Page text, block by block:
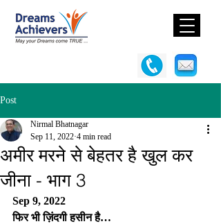
Post
अमीर मरने से बेहतर है खुल कर
जीना - भाग 3
Nirmal Bhatnagar
Sep 11, 2022 4 min read
Sep 9, 2022
फिर भी ज़िंदगी हसीन है…